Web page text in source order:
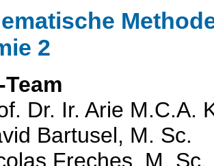
2
Dr. Ir. Arie M.C.A.
Bartusel, M. Sc.
Freches, M. Sc.